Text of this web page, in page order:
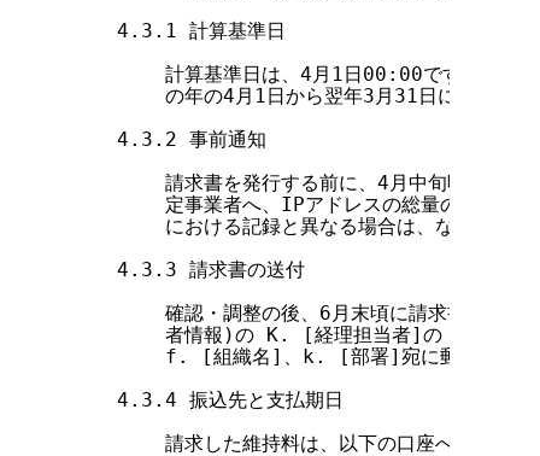
    4.3.1 計算基準日
計算基準日は、4月1日00:00です。この時
の年の4月1日から翌年3月31日における1
    4.3.2 事前通知
請求書を発行する前に、4月中旬頃JPNIC
定事業者へ、IPアドレスの総量の明細を
における記録と異なる場合は、なるべく早
    4.3.3 請求書の送付
確認・調整の後、6月末頃に請求書を発行
者情報)の K. [経理担当者]の [個人情
f. [組織名]、k. [部署]宛に郵送します
    4.3.4 振込先と支払期日
請求した維持料は、以下の口座へお振り込